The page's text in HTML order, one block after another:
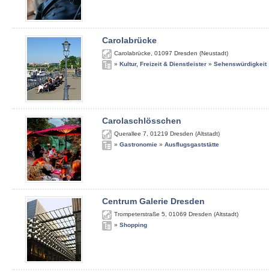
Carolabrücke
Carolabrücke 01097 Dresden (Neustadt)
» Kultur, Freizeit & Dienstleister » Sehenswürdigkeit
Carolaschlösschen
Querallee 7 01219 Dresden (Altstadt)
» Gastronomie » Ausflugsgaststätte
Centrum Galerie Dresden
Trompeterstraße 5 01069 Dresden (Altstadt)
» Shopping